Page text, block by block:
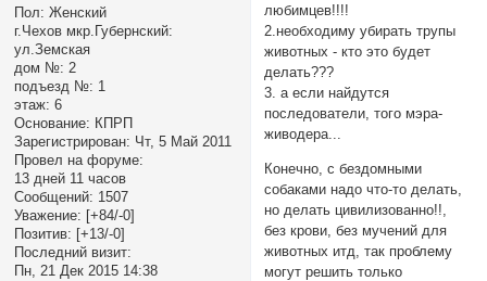
Пол: Женский
г.Чехов мкр.Губернский:
ул.Земская
дом №: 2
подъезд №: 1
этаж: 6
Основание: КПРП
Зарегистрирован: Чт, 5 Май 2011
Провел на форуме:
13 дней 11 часов
Сообщений: 1507
Уважение: [+84/-0]
Позитив: [+13/-0]
Последний визит:
Пн, 21 Дек 2015 14:38
любимцев!!!!
2.необходиму убирать трупы
животных - кто это будет
делать???
3. а если найдутся
последователи, того мэра-
живодера...
Конечно, с бездомными
собаками надо что-то делать,
но делать цивилизованно!!,
без крови, без мучений для
животных итд, так проблему
могут решить только